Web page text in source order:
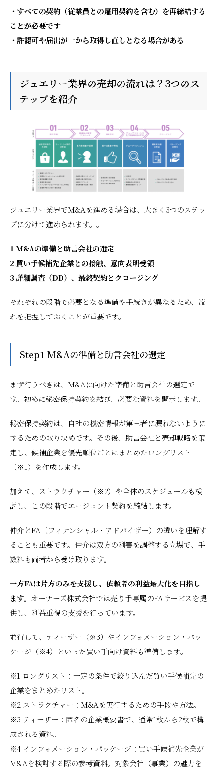
・すべての契約（従業員との雇用契約を含む）を再締結する
ことが必要です
・許認可や届出が一から取得し直しとなる場合がある
ジュエリー業界の売却の流れは？3つのス
テップを紹介
ジュエリー業界でM&Aを進める場合は、大きく3つのステッ
プに分けて進められます。。
1.M&Aの準備と助言会社の選定
2.買い手候補先企業との接触、意向表明受領
3.詳細調査（DD）、最終契約とクロージング
それぞれの段階で必要となる準備や手続きが異なるため、流
れを把握しておくことが重要です。
Step1.M&Aの準備と助言会社の選定
まず行うべきは、M&Aに向けた準備と助言会社の選定で
す。初めに秘密保持契約を結び、必要な資料を開示します。
秘密保持契約は、自社の機密情報が第三者に漏れないように
するための取り決めです。その後、助言会社と売却戦略を策
定し、候補企業を優先順位ごとにまとめたロングリスト
（※1）を作成します。
加えて、ストラクチャー（※2）や全体のスケジュールも検
討し、この段階でエージェント契約を締結します。
仲介とFA（フィナンシャル・アドバイザー）の違いを理解す
ることも重要です。仲介は双方の利害を調整する立場で、手
数料も両者から受け取ります。
一方FAは片方のみを支援し、依頼者の利益最大化を目指し
ます。 オーナーズ株式会社では売り手専属のFAサービスを提
供し、利益重視の支援を行っています。
並行して、ティーザー（※3）やインフォメーション・パッ
ケージ（※4）といった買い手向け資料も準備します。
※1 ロングリスト：一定の条件で絞り込んだ買い手候補先の
企業をまとめたリスト。
※2 ストラクチャー：M&Aを実行するための手段や方法。
※3 ティーザー：匿名の企業概要書で、通常1枚から2枚で構
成される資料。
※4 インフォメーション・パッケージ：買い手候補先企業が
M&Aを検討する際の参考資料。対象会社（事業）の魅力を